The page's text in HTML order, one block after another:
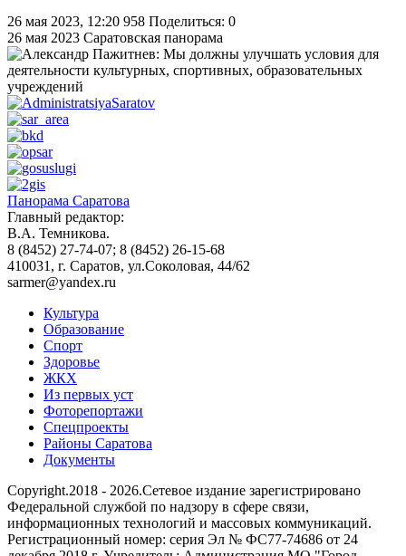
26 мая 2023, 12:20 958 Поделиться: 0
26 мая 2023 Саратовская панорама
Панорама Саратова
Главный редактор:
В.А. Темникова.
8 (8452) 27-74-07; 8 (8452) 26-15-68
410031, г. Саратов, ул.Соколовая, 44/62
sarmer@yandex.ru
Культура
Образование
Спорт
Здоровье
ЖКХ
Из пеpвых уст
Фоторепортажи
Спецпроекты
Районы Саратова
Документы
Copyright.2018 - 2026.Сетевое издание зарегистрировано
Федеральной службой по надзору в сфере связи,
информационных технологий и массовых коммуникаций.
Регистрационный номер: серия Эл № ФС77-74686 от 24